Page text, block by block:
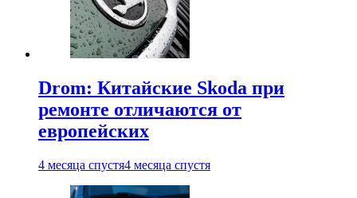
Drom: Китайские Skoda при
ремонте отличаются от
европейских
4 месяца спустя4 месяца спустя